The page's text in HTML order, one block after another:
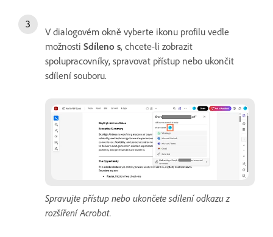
V dialogovém okně vyberte ikonu profilu vedle
možnosti Sdíleno s, chcete-li zobrazit
spolupracovníky, spravovat přístup nebo ukončit
sdílení souboru.
Spravujte přístup nebo ukončete sdílení odkazu z
rozšíření Acrobat.